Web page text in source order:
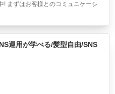
! まずはお客様とのコミュニケーシ
運用が学べる/髪型自由/SNS